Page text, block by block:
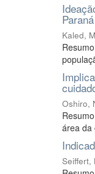
Paraná
Kaled,
Oshiro,
área da
Seiffert,